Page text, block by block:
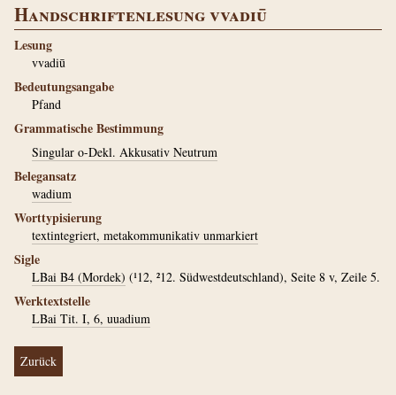
Handschriftenlesung vvadiū
Lesung
vvadiū
Bedeutungsangabe
Pfand
Grammatische Bestimmung
Singular o-Dekl. Akkusativ Neutrum
Belegansatz
wadium
Worttypisierung
textintegriert, metakommunikativ unmarkiert
Sigle
LBai B4 (Mordek) (¹12, ²12. Südwestdeutschland), Seite 8 v, Zeile 5.
Werktextstelle
LBai Tit. I, 6, uuadium
Zurück